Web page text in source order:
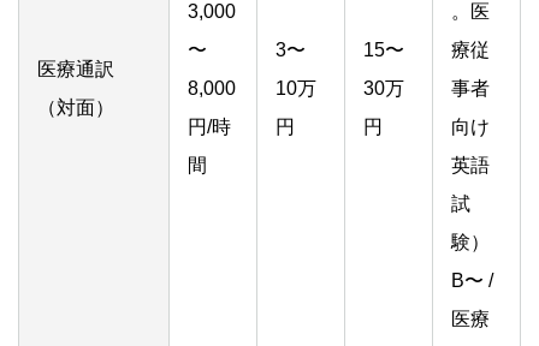
医療通訳
（対面）
3,000
〜
8,000
円/時
間
3〜
10万
円
15〜
30万
円
。医
療従
事者
向け
英語
試
験）
B〜 /
医療